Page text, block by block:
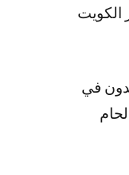
الكويت
ساعة ، كما أننا متواجدون في